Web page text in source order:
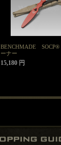
BENCHMADE SOCP®
ーナー
15,180 円